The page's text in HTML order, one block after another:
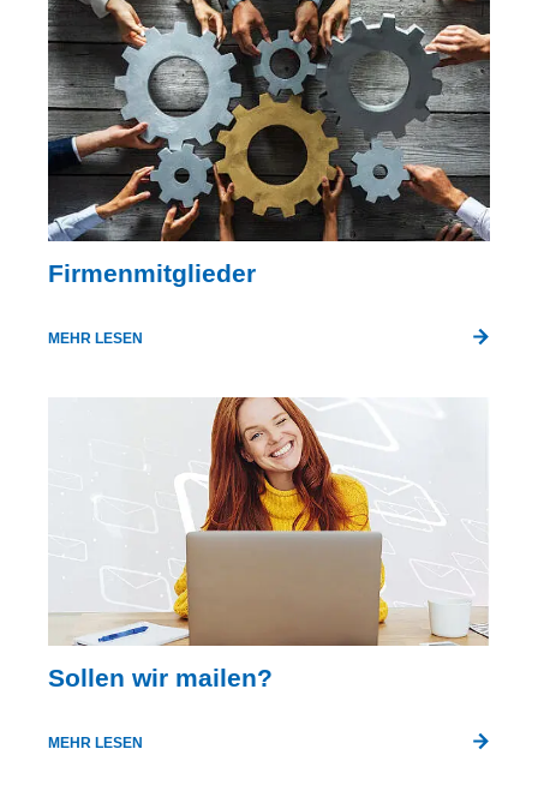
Firmenmitglieder
MEHR LESEN
Sollen wir mailen?
MEHR LESEN